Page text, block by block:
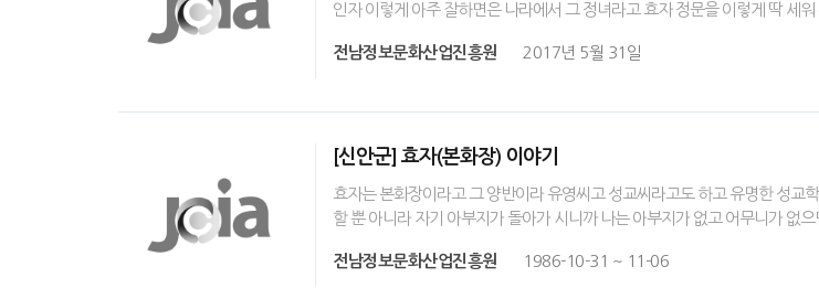
인자 이렇게 아주 잘하면은 나라에서 그 정녀라고 효자 정문을 이렇게 딱 세
전남정보문화산업진흥원 2017년 5월 31일
[신안군] 효자(본화장) 이야기
효자는 본화장이라고 그 양반이라 유영씨고 성교씨라고도 하고 유명한 성교
할 뿐 아니라 자기 아부지가 돌아가 시니까 나는 아부지가 없고 어무니가 없
전남정보문화산업진흥원 1986-10-31 ~ 11-06